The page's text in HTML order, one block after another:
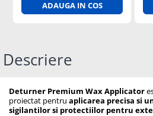
ADAUGA IN COS
Descriere
Deturner Premium Wax Applicator
proiectat pentru aplicarea precisa si
sigilantilor si protectiilor pentru